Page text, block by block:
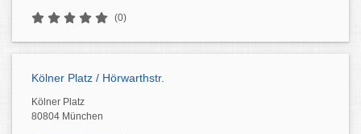
(0)
Kölner Platz / Hörwarthstr.
Kölner Platz
80804 München